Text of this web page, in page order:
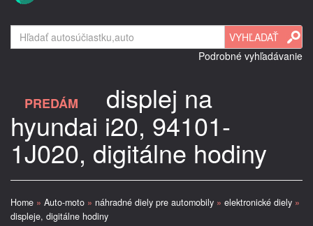
Podrobné vyhľadávanie
PREDÁM displej na
hyundai i20, 94101-
1J020, digitálne hodiny
Home » Auto-moto » náhradné diely pre automobily » elektronické diely »
displeje, digitálne hodiny